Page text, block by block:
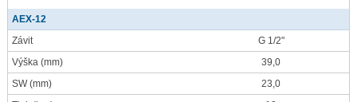
AEX-12
Závit
G 1/2"
Výška (mm)
39,0
SW(mm)
23,0